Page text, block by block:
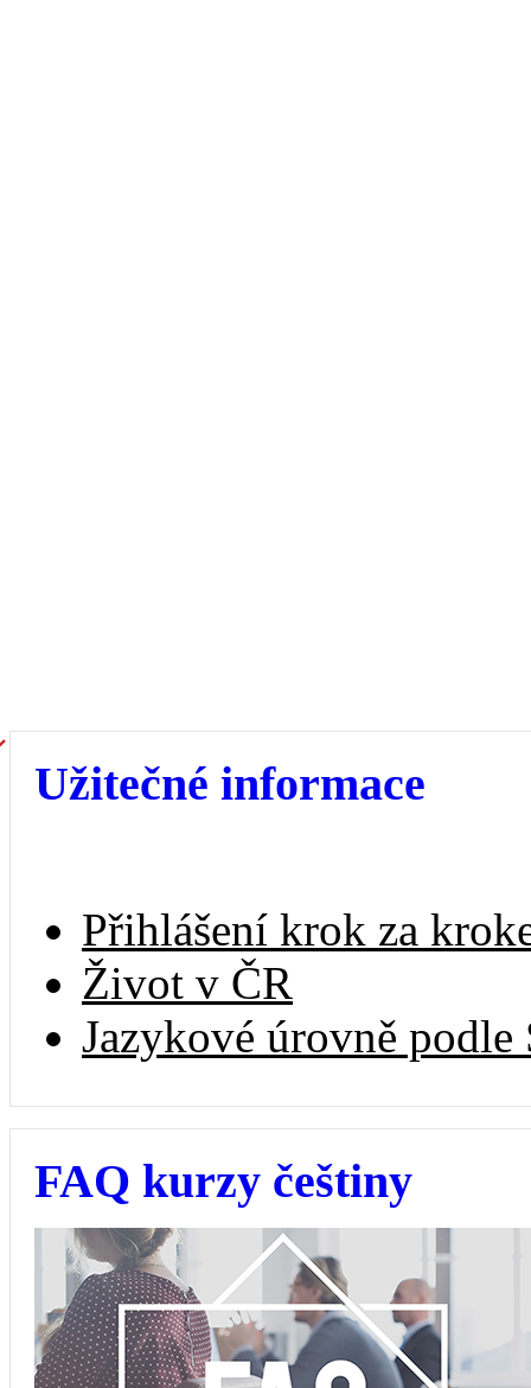
Užitečné informace
Přihlášení krok za
Život v ČR
Jazykové úrovně podle
FAQ kurzy češtiny